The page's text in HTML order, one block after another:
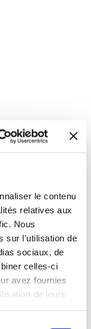
le contenu
relatives aux
Nous
sur l'utilisation de
sociaux, de
celles-ci
avez fournies
de leurs